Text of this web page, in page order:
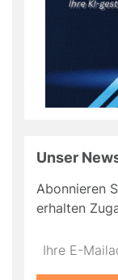
Unser
Abonnieren
erhalten
Do
*Ihre